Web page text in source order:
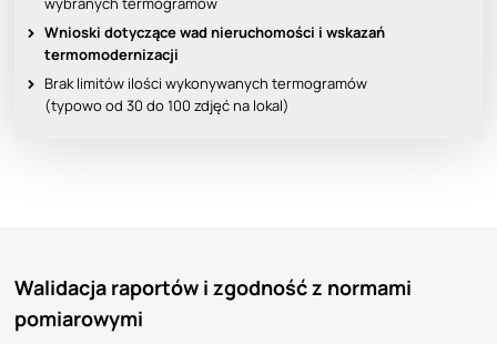
Wnioski dotyczące wad nieruchomości i wskazań
termomodernizacji
Brak limitów ilości wykonywanych termogramów
(typowo od 30 do 100 zdjęć na lokal)
Walidacja raportów i zgodność z normami
pomiarowymi